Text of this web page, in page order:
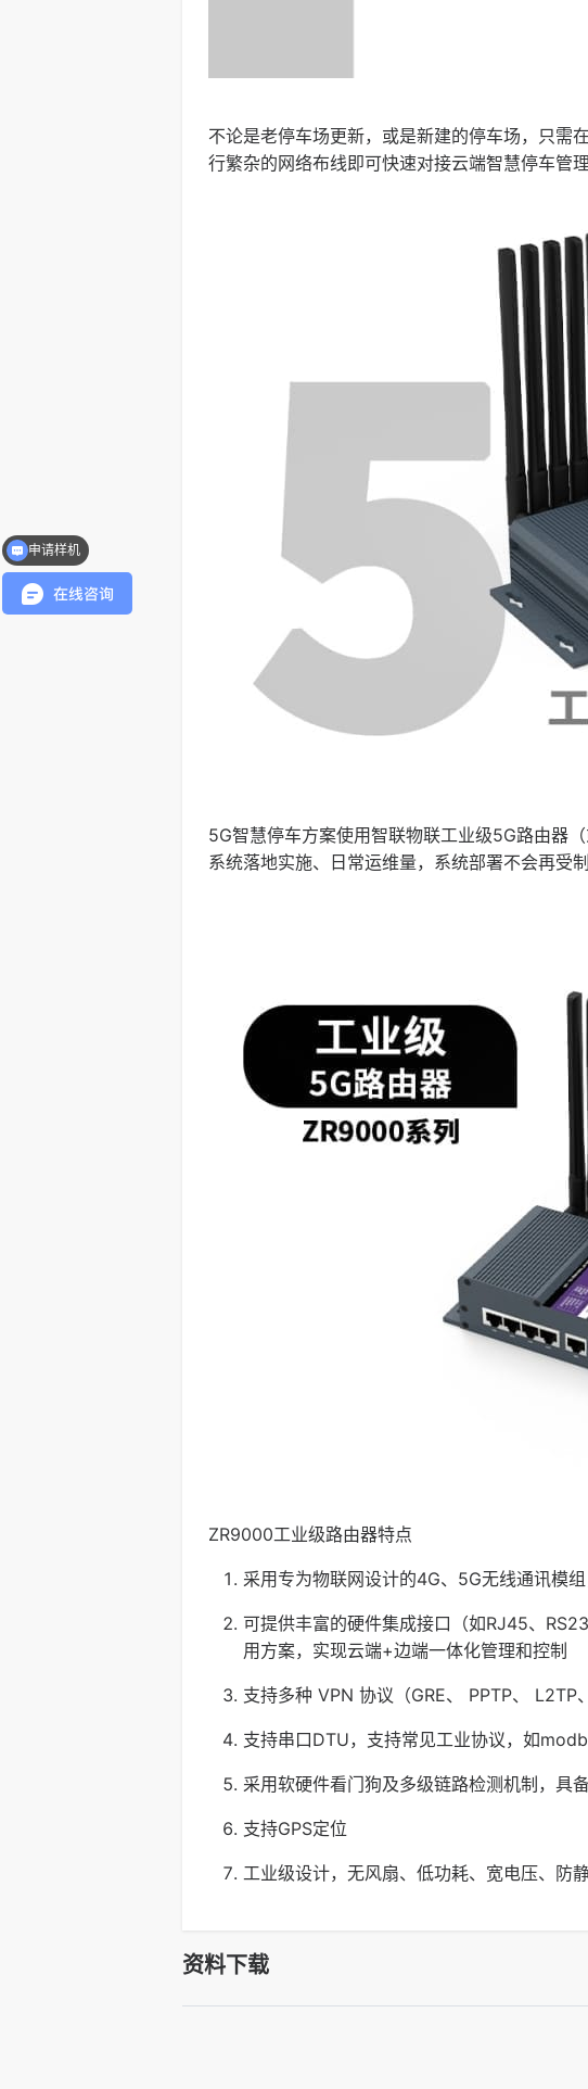
不论是老停车场更新，或是新建的停车场，只需
行繁杂的网络布线即可快速对接云端智慧停车管
5G智慧停车方案使用智联物联工业级5G路由器
系统落地实施、日常运维量，系统部署不会再受
ZR9000工业级路由器特点
采用专为物联网设计的4G、5G无线通讯模
可提供丰富的硬件集成接口（如RJ45、
用方案，实现云端+边端一体化管理和控制
支持多种 VPN 协议（GRE、 PPTP、
支持串口DTU，支持常见工业协议，如
采用软硬件看门狗及多级链路检测机制，具
支持GPS定位
工业级设计，无风扇、低功耗、宽电压、防
资料下载
申请样机